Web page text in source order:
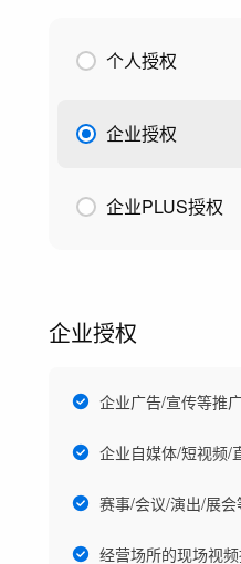
个人授权
企业授权
企业PLUS授权
企业授权
企业广告/宣传等推
企业自媒体/短视频/
赛事/会议/演出/展
经营场所的现场视